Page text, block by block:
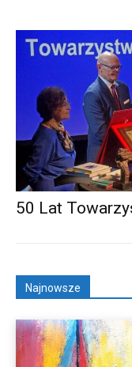
50 Lat
Najnowsze